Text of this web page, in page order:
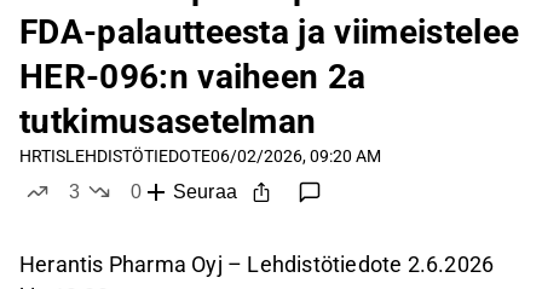
FDA-palautteesta ja viimeistelee
HER-096:n vaiheen 2a
tutkimusasetelman
HRTISLEHDISTÖTIEDOTE06/02/2026, 09:20 AM
3
0
Seuraa
Herantis Pharma Oyj – Lehdistötiedote 2.6.2026